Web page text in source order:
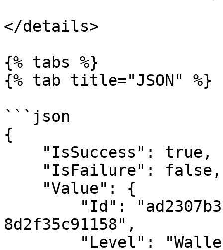
</details>
{% tabs %}
{% tab title="JSON" %}
```json
{
8d2f35c91158",